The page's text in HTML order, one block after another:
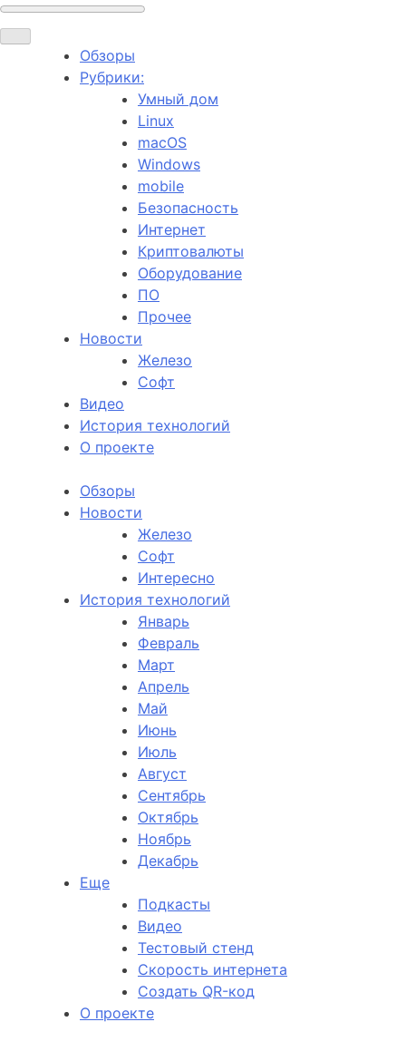
Обзоры
Рубрики:
Умный дом
Linux
macOS
Windows
mobile
Безопасность
Интернет
Криптовалюты
Оборудование
ПО
Прочее
Новости
Железо
Софт
Видео
История технологий
О проекте
Обзоры
Новости
Железо
Софт
Интересно
История технологий
Январь
Февраль
Март
Апрель
Май
Июнь
Июль
Август
Сентябрь
Октябрь
Ноябрь
Декабрь
Еще
Подкасты
Видео
Тестовый стенд
Скорость интернета
Создать QR-код
О проекте